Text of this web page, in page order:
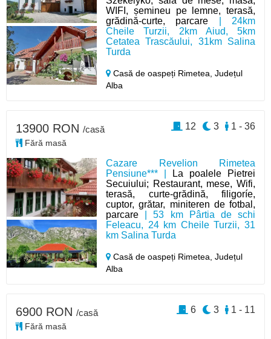
WIFI, șemineu pe lemne, terasă,
grădină-curte, parcare | 24km
Cheile Turzii, 2km Aiud, 5km
Cetatea Trascăului, 31km Salina
Turda
Casă de oaspeți Rimetea,Județul
Alba
Cazare Revelion Rimetea
Pensiune*** |
La poalele Pietrei
Secuiului; Restaurant, mese, Wifi,
terasă, curte-grădină, filigoríe,
cuptor, grătar, miniteren de fotbal,
parcare | 53 km Pârtia de schi
Feleacu, 24 km Cheile Turzii, 31
km Salina Turda
Casă de oaspeți Rimetea,Județul
Alba
13900 RON /casă
Fără masă
1 - 36
3
12
6900 RON /casă
Fără masă
1 - 11
3
6